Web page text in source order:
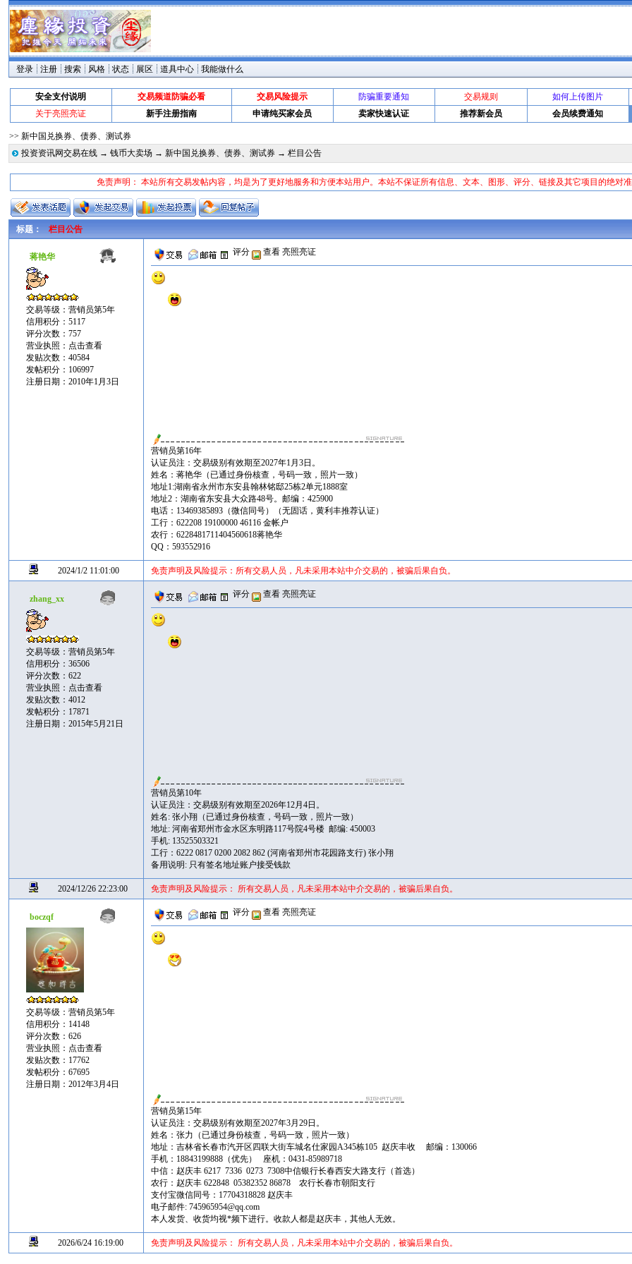
登录 注册 搜索 风格 状态 展区 道具中心 我能做什么
安全支付说明 交易频道防骗必看 交易风险提示 防骗重要通知 交易规则 如何上传图片
关于亮照亮证
新手注册指南 申请纯买家会员 卖家快速认证 推荐新会员 会员续费通知
>> 新中国兑换券、债券、测试券
投资资讯网交易在线 →钱币大卖场 →新中国兑换券、债券、测试券 → 栏目公告
免责声明： 本站所有交易发帖内容，均是为了更好地服务和方便本站用户。本站不保证所有信息、文本、图形、评分、链接及其它项目的绝对
标题： 栏目公告
蒋艳华
交易等级：营销员第5年
信用积分：5117
评分次数：757
营业执照： 点击查看
发贴次数：40584
发帖积分：106997
注册日期：2010年1月3日
评分 查看 亮照亮证
营销员第16年
认证员注：交易级别有效期至2027年1月3日。
姓名：蒋艳华（已通过身份核查，号码一致，照片一致）
地址1:湖南省永州市东安县翰林铭邸25栋2单元1888室
地址2：湖南省东安县大众路48号。邮编：425900
电话：13469385893（微信同号）（无固话，黄利丰推荐认证）
工行：622208 19100000 46116 金帐户
农行：6228481711404560618蒋艳华
QQ：593552916
2024/1/2 11:01:00 免责声明及风险提示：所有交易人员，凡未采用本站中介交易的，被骗后果自负。
zhang_xx
交易等级：营销员第5年
信用积分：36506
评分次数：622
营业执照： 点击查看
发贴次数：4012
发帖积分：17871
注册日期：2015年5月21日
评分 查看 亮照亮证
营销员第10年
认证员注：交易级别有效期至2026年12月4日。
姓名: 张小翔（已通过身份核查，号码一致，照片一致）
地址: 河南省郑州市金水区东明路117号院4号楼 邮编: 450003
手机: 13525503321
工行：6222 0817 0200 2082 862 (河南省郑州市花园路支行) 张小翔
备用说明: 只有签名地址账户接受钱款
2024/12/26 22:23:00 免责声明及风险提示： 所有交易人员，凡未采用本站中介交易的，被骗后果自负。
boczqf
交易等级：营销员第5年
信用积分：14148
评分次数：626
营业执照： 点击查看
发贴次数：17762
发帖积分：67695
注册日期：2012年3月4日
评分 查看 亮照亮证
营销员第15年
认证员注：交易级别有效期至2027年3月29日。
姓名：张力（已通过身份核查，号码一致，照片一致）
地址：吉林省长春市汽开区四联大街车城名仕家园A345栋105 赵庆丰收 邮编：130066
手机：18843199888（优先） 座机：0431-85989718
中信：赵庆丰 6217 7336 0273 7308中信银行长春西安大路支行（首选）
农行：赵庆丰 622848 05382352 86878 农行长春市朝阳支行
支付宝微信同号：17704318828 赵庆丰
电子邮件: 745965954@qq.com
本人发货、收货均视*频下进行。收款人都是赵庆丰，其他人无效。
2026/6/24 16:19:00 免责声明及风险提示： 所有交易人员，凡未采用本站中介交易的，被骗后果自负。